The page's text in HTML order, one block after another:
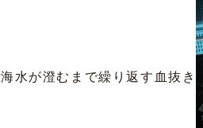
海水が澄むまで繰り返す血抜き